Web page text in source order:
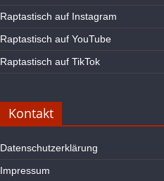
Raptastisch auf Instagram
Raptastisch auf YouTube
Raptastisch auf TikTok
Kontakt
Datenschutzerklärung
Impressum